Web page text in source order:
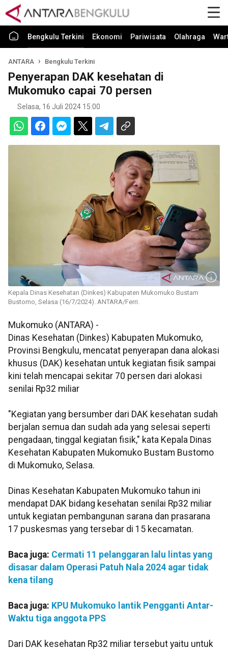
Bengkulu Terkini Ekonomi Pariwisata Olahraga
ANTARA Bengkulu Terkini
Penyerapan DAK kesehatan di
Mukomuko capai 70 persen
Selasa, 16 Juli 2024 15:00
Kepala Dinas Kesehatan (Dinkes) Kabupaten Mukomuko Bustam
Bustomo, Selasa (16/7/2024). ANTARA/Ferri.
Mukomuko (ANTARA) -
Dinas Kesehatan (Dinkes) Kabupaten Mukomuko,
Provinsi Bengkulu, mencatat penyerapan dana alokasi
khusus (DAK) kesehatan untuk kegiatan fisik sampai
kini telah mencapai sekitar 70 persen dari alokasi
senilai Rp32 miliar
"Kegiatan yang bersumber dari DAK kesehatan sudah
berjalan semua dan sudah ada yang selesai seperti
pengadaan, tinggal kegiatan fisik," kata Kepala Dinas
Kesehatan Kabupaten Mukomuko Bustam Bustomo
di Mukomuko, Selasa.
Dinas Kesehatan Kabupaten Mukomuko tahun ini
mendapat DAK bidang kesehatan senilai Rp32 miliar
untuk kegiatan pembangunan sarana dan prasarana
17 puskesmas yang tersebar di 15 kecamatan.
Baca juga: Cermati 11 pelanggaran lalu lintas yang
disasar dalam Operasi Patuh Nala 2024 agar tidak
kena tilang
Baca juga: KPU Mukomuko lantik Pengganti Antar-
Waktu tiga anggota PPS
Dari DAK kesehatan Rp32 miliar tersebut yaitu untuk